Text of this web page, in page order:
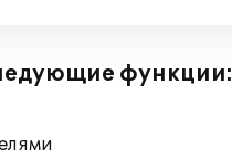
функции: